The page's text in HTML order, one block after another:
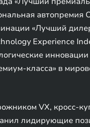
автопремия
«Лучший
Experience
класса» в
VX, кросс-
лидирующие